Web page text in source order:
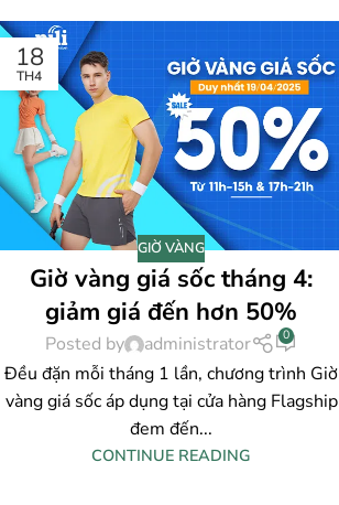
18
TH4
GIỜ VÀNG
Giờ vàng giá sốc tháng 4:
giảm giá đến hơn 50%
Posted by administrator 0
Đều đặn mỗi tháng 1 lần, chương trình Giờ
vàng giá sốc áp dụng tại cửa hàng Flagship
đem đến...
CONTINUE READING